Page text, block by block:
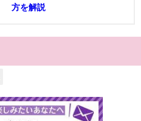
方を解説